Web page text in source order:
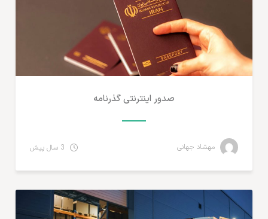
صدور اینترنتی گذرنامه
مهشاد جهانی